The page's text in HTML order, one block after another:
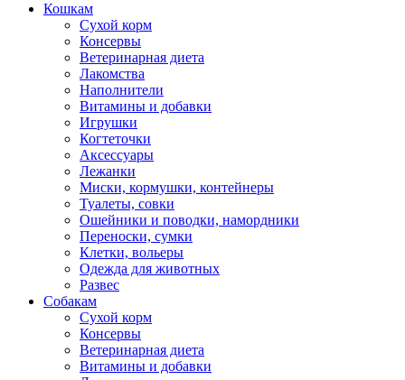
Кошкам
Сухой корм
Консервы
Ветеринарная диета
Лакомства
Наполнители
Витамины и добавки
Игрушки
Когтеточки
Аксессуары
Лежанки
Миски, кормушки, контейнеры
Туалеты, совки
Ошейники и поводки, намордники
Переноски, сумки
Клетки, вольеры
Одежда для животных
Развес
Собакам
Сухой корм
Консервы
Ветеринарная диета
Витамины и добавки